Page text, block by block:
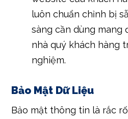
luôn chuẩn chỉnh bị
sàng cần dùng mang
nhà quý khách hàng
nghiệm.
Bảo Mật Dữ Liệu
Bảo mật thông tin là rắc